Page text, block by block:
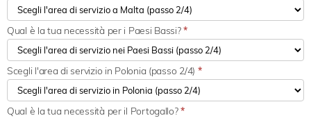
Qual è la tua necessità per i Paesi Bassi?*
Scegli l'area di servizio in Polonia (passo 2/4) *
Qual è la tua necessità per il Portogallo?*